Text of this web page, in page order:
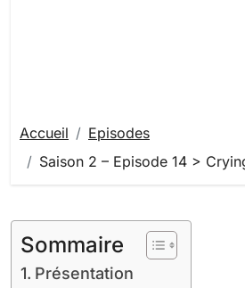
Accueil
Episodes
Saison 2 – Episode 14 >
Sommaire
Présentation